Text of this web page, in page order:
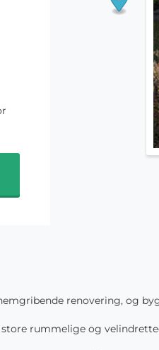
renovering, og
rummelige og